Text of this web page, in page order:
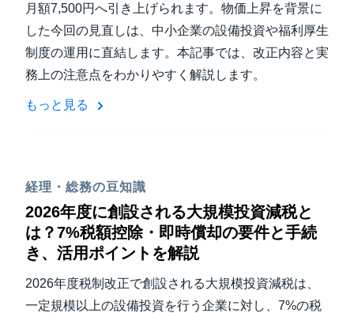
月額7,500円へ引き上げられます。物価上昇を背景に
した今回の見直しは、中小企業の設備投資や福利厚生
制度の運用に直結します。本記事では、改正内容と実
務上の注意点をわかりやすく解説します。
もっと見る
経理・総務の豆知識
2026年度に創設される大規模投資減税と
は？7%税額控除・即時償却の要件と手続
き、活用ポイントを解説
2026年度税制改正で創設される大規模投資減税は、
一定規模以上の設備投資を行う企業に対し、7%の税